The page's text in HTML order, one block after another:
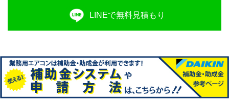
LINEで無料見積もり